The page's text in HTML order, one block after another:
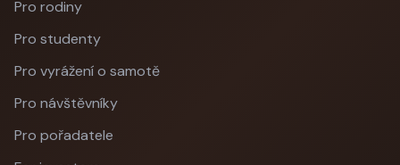
Pro rodiny
Pro studenty
Pro vyrážení o samotě
Pro návštěvníky
Pro pořadatele